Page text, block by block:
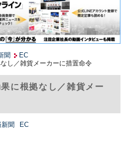
聞
EC
し／雑貨メーカーに措置命令
に根拠なし／雑貨メー
新聞
EC